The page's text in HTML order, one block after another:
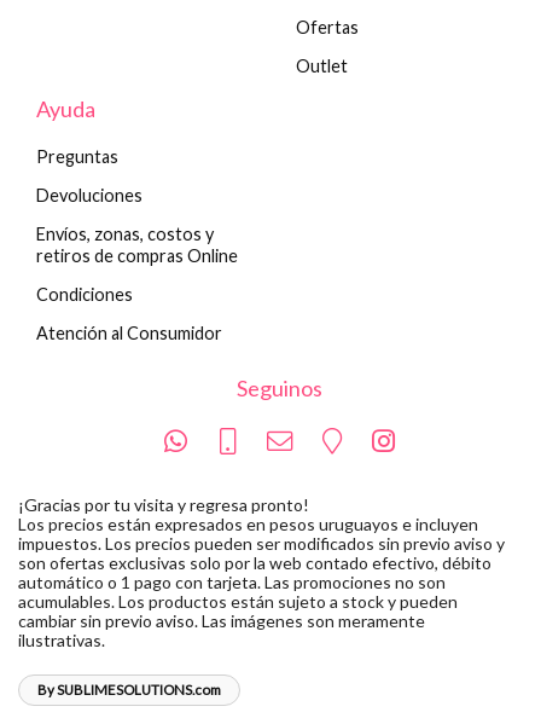
Ofertas
Outlet
Ayuda
Preguntas
Devoluciones
Envíos, zonas, costos y
retiros de compras Online
Condiciones
Atención al Consumidor
Seguinos
¡Gracias por tu visita y regresa pronto!
Los precios están expresados en pesos uruguayos e incluyen
impuestos. Los precios pueden ser modificados sin previo aviso y
son ofertas exclusivas solo por la web contado efectivo, débito
automático o 1 pago con tarjeta. Las promociones no son
acumulables. Los productos están sujeto a stock y pueden
cambiar sin previo aviso. Las imágenes son meramente
ilustrativas.
By SUBLIMESOLUTIONS.com